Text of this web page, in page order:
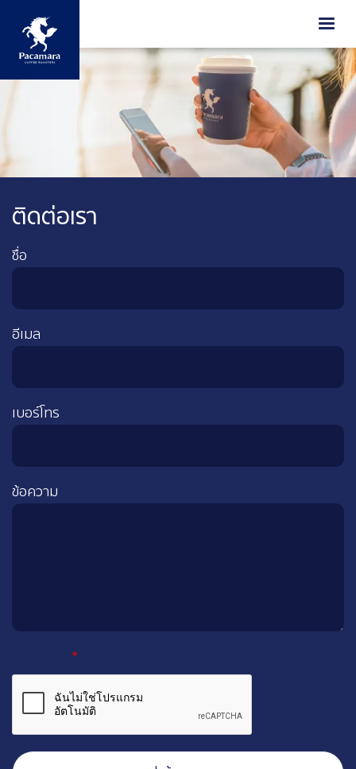
ข้ามไปยังเนื้อหาหลัก
ติดต่อเรา
ชื่อ
อีเมล
เบอร์โทร
ข้อความ